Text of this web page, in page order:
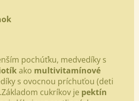
pochúťku, medvedíky s
ako multivitamínové
s ovocnou príchuťou (deti
cukríkov je pektín